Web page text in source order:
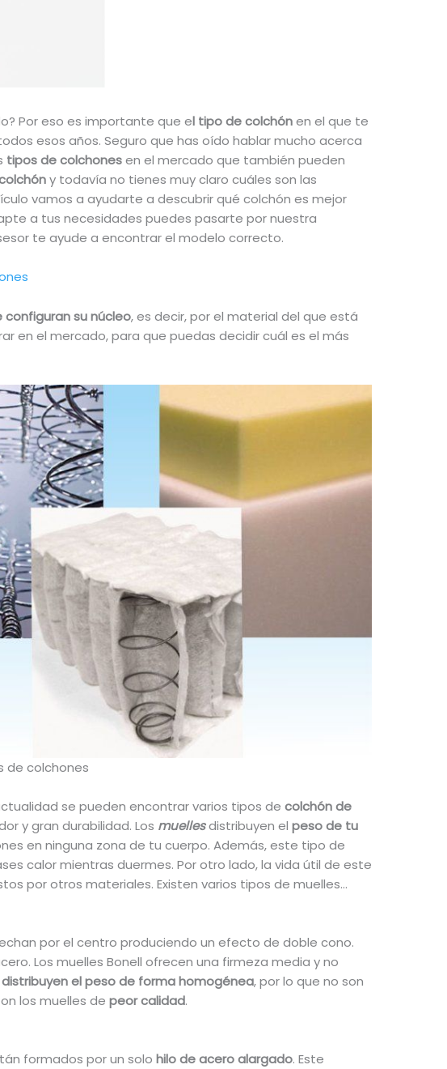
Por eso es importante que el tipo de colchónen el que te
esos años. Seguro que has oído hablar mucho acerca
tipos de colchonesen el mercado que también pueden
y todavía no tienes muy claro cuáles son las
vamos a ayudarte a descubrir qué colchón es mejor
a tus necesidades puedes pasarte por nuestra
te ayude a encontrar el modelo correcto.
su núcleo, es decir, por el material del que está
en el mercado, para que puedas decidir cuál es el más
de colchones
se pueden encontrar varios tipos de colchón de
y gran durabilidad. Los muelles distribuyen el peso de tu
en ninguna zona de tu cuerpo. Además, este tipo de
calor mientras duermes. Por otro lado, la vida útil de este
por otros materiales. Existen varios tipos de muelles…
por el centro produciendo un efecto de doble cono.
Los muelles Bonell ofrecen una firmeza media y no
el peso de forma homogénea, por lo que no son
los muelles de peor calidad.
formados por un solo hilo de acero alargado. Este